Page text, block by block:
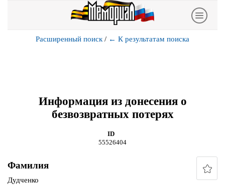
Расширенный поиск / ← К результатам поиска
Информация из донесения о
безвозвратных потерях
ID
55526404
Фамилия
Дудченко